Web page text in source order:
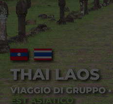
THAI LAOS
VIAGGIO DI GRUPPO•
EST ASIATICO